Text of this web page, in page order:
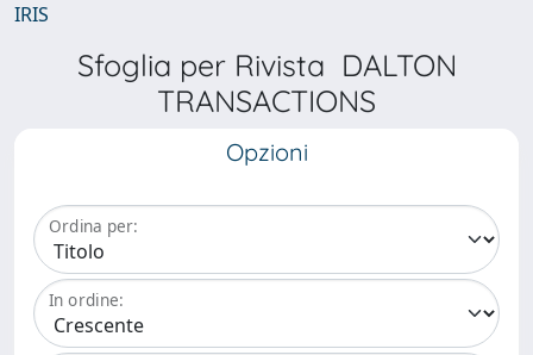
IRIS
Sfoglia per Rivista DALTON
TRANSACTIONS
Opzioni
Ordina per:
In ordine: